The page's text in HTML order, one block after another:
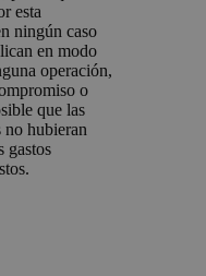
esta
ningún caso
en modo
operación,
o
que las
no hubieran
gastos